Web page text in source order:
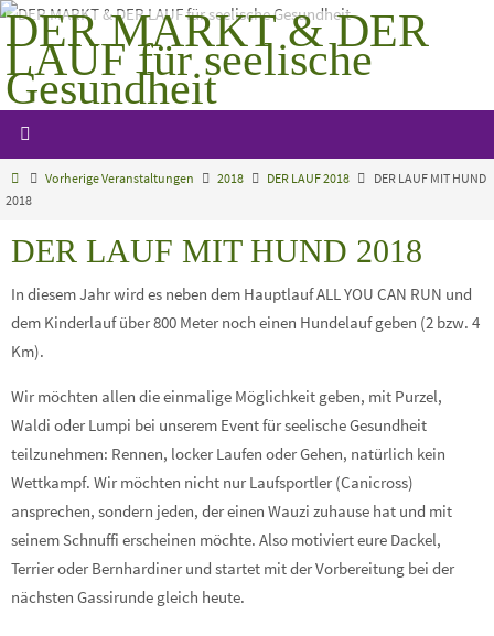
Zum
Inhalt
springen
DER MARKT & DER
LAUF für seelische
Gesundheit
StartVorherige Veranstaltungen 2018 DER LAUF 2018
DER LAUF MIT HUND
2018
DER LAUF MIT HUND 2018
In diesem Jahr wird es neben dem Hauptlauf ALL YOU CAN RUN und
dem Kinderlauf über 800 Meter noch einen Hundelauf geben (2 bzw. 4
Km).
Wir möchten allen die einmalige Möglichkeit geben, mit Purzel,
Waldi oder Lumpi bei unserem Event für seelische Gesundheit
teilzunehmen: Rennen, locker Laufen oder Gehen, natürlich kein
Wettkampf. Wir möchten nicht nur Laufsportler (Canicross)
ansprechen, sondern jeden, der einen Wauzi zuhause hat und mit
seinem Schnuffi erscheinen möchte. Also motiviert eure Dackel,
Terrier oder Bernhardiner und startet mit der Vorbereitung bei der
nächsten Gassirunde gleich heute.